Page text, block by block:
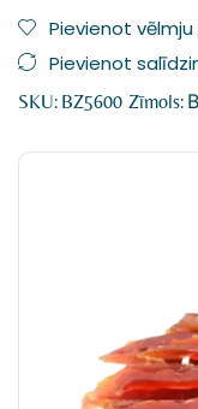
Pievienot
Pievienot
SKU: BZ5600 Zīmols: